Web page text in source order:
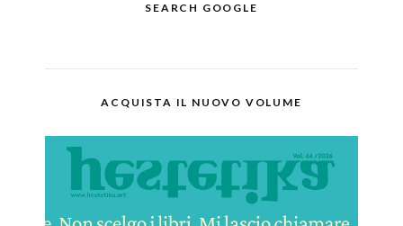
SEARCH GOOGLE
ACQUISTA IL NUOVO VOLUME